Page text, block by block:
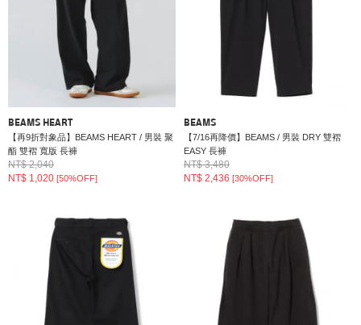
BEAMS HEART
【再9折對象品】BEAMS HEART / 男裝 聚
酯 雙褶 寬版 長褲
NT$ 2,040
NT$ 1,020 [50%OFF]
BEAMS
【7/16再降價】BEAMS / 男裝 DRY 雙褶
EASY 長褲
NT$ 3,480
NT$ 2,436[30%OFF]